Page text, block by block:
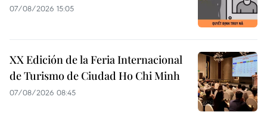
07/08/2026 15:05
XX Edición de la Feria Internacional
de Turismo de Ciudad Ho Chi Minh
07/08/2026 08:45